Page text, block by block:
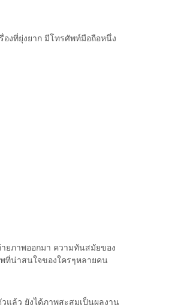
องที่ยุ่งยาก มีโทรศัพท์มือถือหนึ่ง
ยภาพออกมา ความทันสมัยของ
ที่น่าสนใจของใครๆหลายคน
แล้ว ยังได้ภาพสะสมเป็นผลงาน